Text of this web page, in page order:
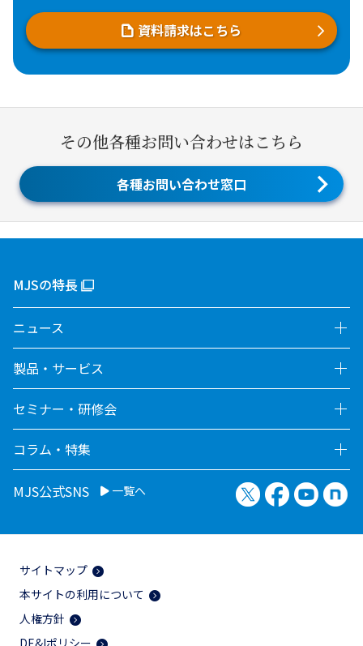
資料請求はこちら
その他各種お問い合わせはこちら
各種お問い合わせ窓口
MJSの特長
ニュース
製品・サービス
セミナー・研修会
コラム・特集
MJS公式SNS 一覧へ X（旧Twitter）
Facebook
サイトマップ
本サイトの利用について
人権方針
DE&Iポリシー